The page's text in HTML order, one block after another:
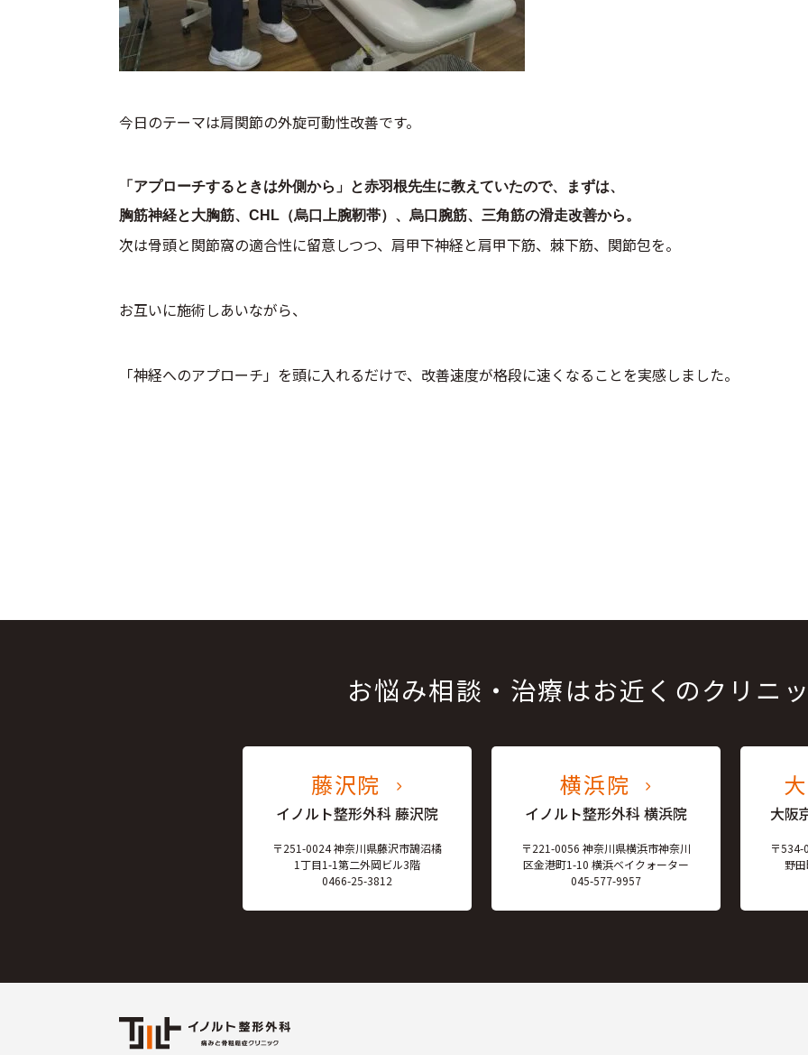
今日のテーマは肩関節の外旋可動性改善です。
「アプローチするときは外側から」と赤羽根先生に教えていたので、まずは、
胸筋神経と大胸筋、CHL（烏口上腕靭帯）、烏口腕筋、三角筋の滑走改善から。
次は骨頭と関節窩の適合性に留意しつつ、肩甲下神経と肩甲下筋、棘下筋、関節包を。
お互いに施術しあいながら、
「神経へのアプローチ」を頭に入れるだけで、改善速度が格段に速くなることを実感しました。
お悩み相談・治療はお近くのクリニ
藤沢院
イノルト整形外科 藤沢院
〒251-0024 神奈川県藤沢市鵠沼橘
1丁目1-1第二外岡ビル3階
0466-25-3812
横浜院
イノルト整形外科 横浜院
〒221-0056 神奈川県横浜市神奈川
区金港町1-10 横浜ベイクォーター
045-577-9957
大阪
〒534-
野